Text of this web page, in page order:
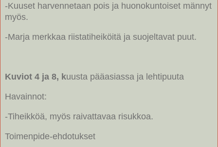
-Kuuset harvennetaan pois ja huonokuntoiset männyt
myös.
-Marja merkkaa riistatiheiköitä ja suojeltavat puut.
Kuviot 4 ja 8, kuusta pääasiassa ja lehtipuuta
Havainnot:
-Tiheikköä, myös raivattavaa risukkoa.
Toimenpide-ehdotukset